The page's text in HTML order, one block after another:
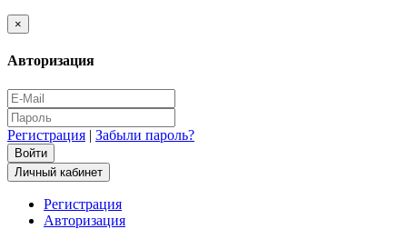
×
Авторизация
Регистрация | Забыли пароль?
Личный кабинет
Регистрация
Авторизация